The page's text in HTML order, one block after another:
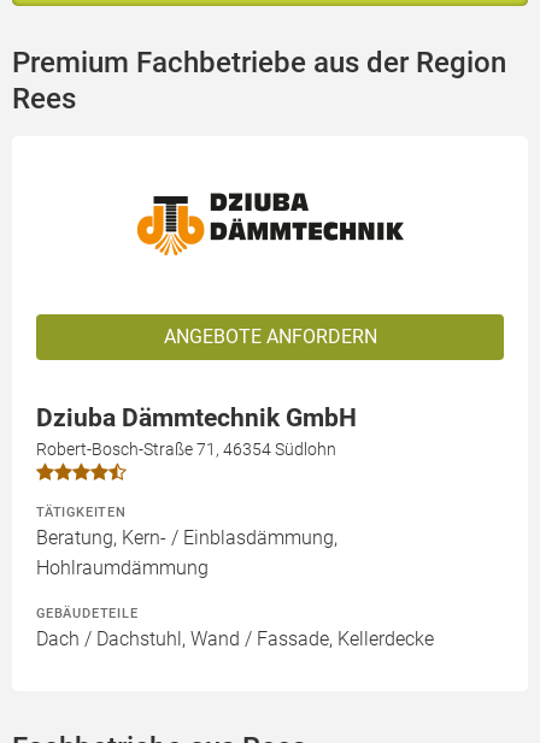
Premium Fachbetriebe aus der Region
Rees
ANGEBOTE ANFORDERN
Dziuba Dämmtechnik GmbH
Robert-Bosch-Straße 71, 46354 Südlohn
TÄTIGKEITEN
Beratung, Kern- / Einblasdämmung,
Hohlraumdämmung
GEBÄUDETEILE
Dach / Dachstuhl, Wand / Fassade, Kellerdecke